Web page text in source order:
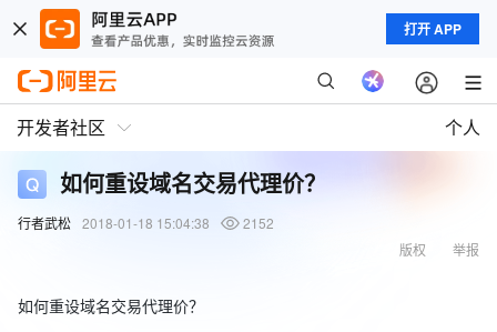
打开 APP
开发者社区 个人
如何重设域名交易代理价？
行者武松 2018-01-18 15:04:38
2152
举报
版权
如何重设域名交易代理价？